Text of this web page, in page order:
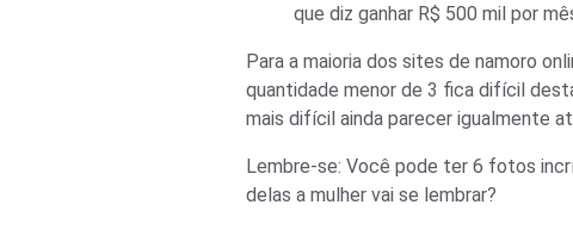
que diz ganhar R$ 500 mil por
Para a maioria dos sites de namoro
quantidade menor de 3 fica difícil
mais difícil ainda parecer igualmente
Lembre-se: Você pode ter 6 fotos
delas a mulher vai se lembrar?